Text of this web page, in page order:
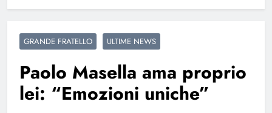
GRANDE FRATELLO ULTIME NEWS
Paolo Masella ama proprio
lei: “Emozioni uniche”